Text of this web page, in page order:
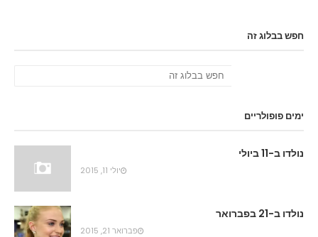
חפש בבלוג זה
ימים פופולריים
נולדו ב-11 ביולי
יולי 11, 2015
נולדו ב-21 בפברואר
פברואר 21, 2015